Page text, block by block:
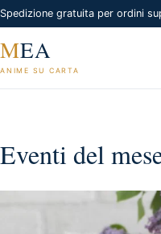
Spedizione gratuita per ordini
MEA
ANIME SU CARTA
Eventi del